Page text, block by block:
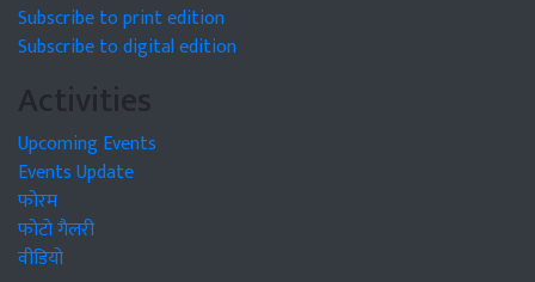
Subscribe to print edition
Subscribe to digital edition
Activities
Upcoming Events
Events Update
फोरम
फोटो गैलरी
वीडियो